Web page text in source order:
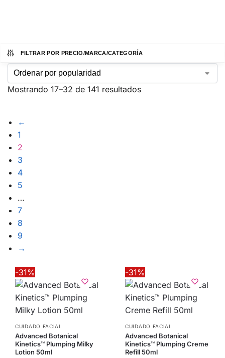
FILTRAR POR PRECIO/MARCA/CATEGORÍA
Mostrando 17–32 de 141 resultados
←
1
2
3
4
5
…
7
8
9
→
-31%
CUIDADO FACIAL
Advanced Botanical
Kinetics™ Plumping Milky
Lotion 50ml
-31%
CUIDADO FACIAL
Advanced Botanical
Kinetics™ Plumping Creme
Refill 50ml